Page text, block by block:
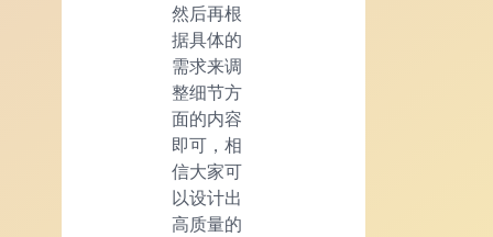
然后再根
据具体的
需求来调
整细节方
面的内容
即可，相
信大家可
以设计出
高质量的